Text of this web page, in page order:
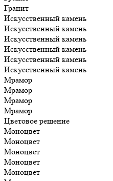
Гранит
Искусственный камень
Искусственный камень
Искусственный камень
Искусственный камень
Искусственный камень
Искусственный камень
Мрамор
Мрамор
Мрамор
Мрамор
Цветовое решение
Моноцвет
Моноцвет
Моноцвет
Моноцвет
Моноцвет